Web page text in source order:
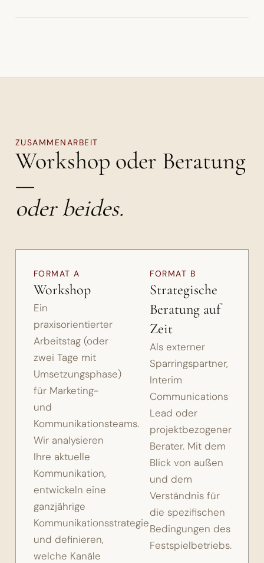
ZUSAMMENARBEIT
Workshop oder Beratung
—
oder beides.
FORMAT A
Workshop
Ein
praxisorientierter
Arbeitstag (oder
zwei Tage mit
Umsetzungsphase)
für Marketing-
und
Kommunikationsteams.
Wir analysieren
Ihre aktuelle
Kommunikation,
entwickeln eine
ganzjährige
Kommunikationsstrategie
und definieren,
welche Kanäle
FORMAT B
Strategische
Beratung auf
Zeit
Als externer
Sparringspartner,
Interim
Communications
Lead oder
projektbezogener
Berater. Mit dem
Blick von außen
und dem
Verständnis für
die spezifischen
Bedingungen des
Festspielbetriebs.